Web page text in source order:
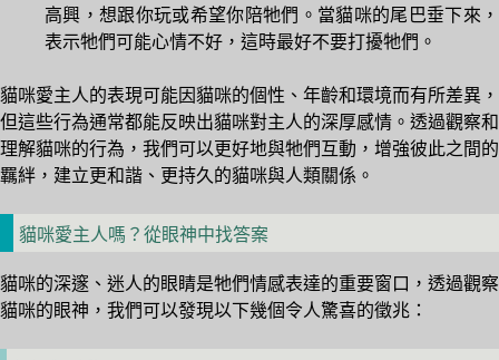
高興，想跟你玩或希望你陪牠們。當貓咪的尾巴垂下來，
表示牠們可能心情不好，這時最好不要打擾牠們。
貓咪愛主人的表現可能因貓咪的個性、年齡和環境而有所差異，
但這些行為通常都能反映出貓咪對主人的深厚感情。透過觀察和
理解貓咪的行為，我們可以更好地與牠們互動，增強彼此之間的
羈絆，建立更和諧、更持久的貓咪與人類關係。
貓咪愛主人嗎？從眼神中找答案
貓咪的深邃、迷人的眼睛是牠們情感表達的重要窗口，透過觀察
貓咪的眼神，我們可以發現以下幾個令人驚喜的徵兆：